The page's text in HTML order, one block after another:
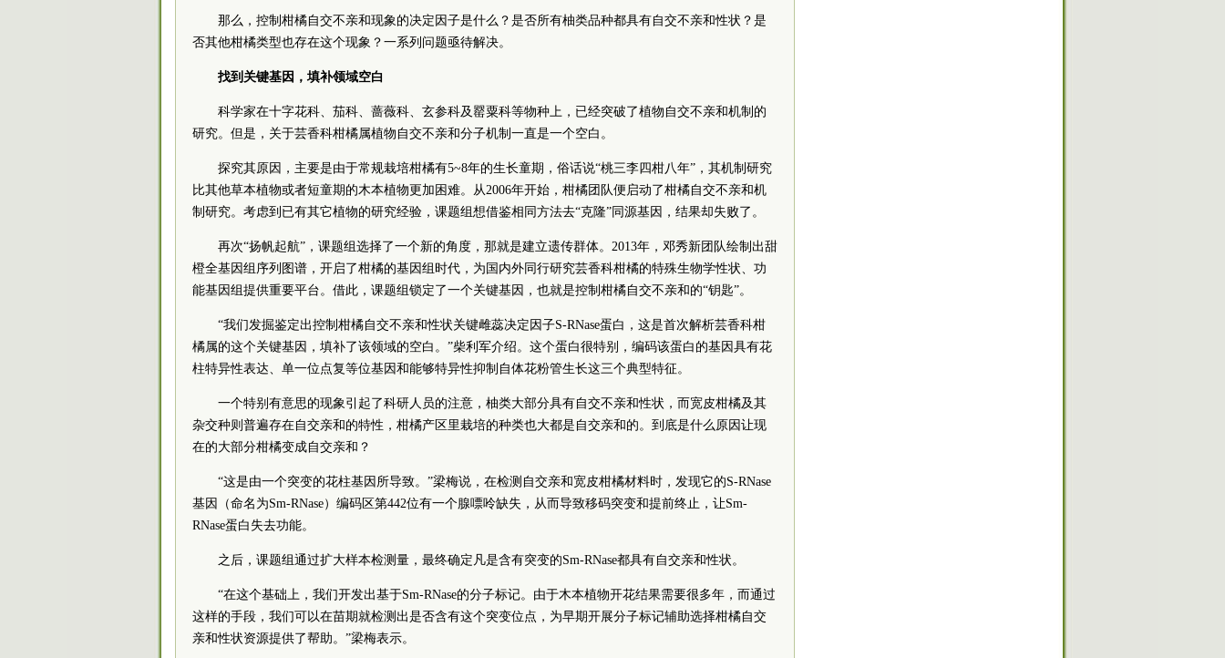
那么，控制柑橘自交不亲和现象的决定因子是什么？是否所有柚类品种都具有自交不亲和性状？是
否其他柑橘类型也存在这个现象？一系列问题亟待解决。
找到关键基因，填补领域空白
科学家在十字花科、茄科、蔷薇科、玄参科及罂粟科等物种上，已经突破了植物自交不亲和机制的
研究。但是，关于芸香科柑橘属植物自交不亲和分子机制一直是一个空白。
探究其原因，主要是由于常规栽培柑橘有5~8年的生长童期，俗话说“桃三李四柑八年”，其机制研究
比其他草本植物或者短童期的木本植物更加困难。从2006年开始，柑橘团队便启动了柑橘自交不亲和机
制研究。考虑到已有其它植物的研究经验，课题组想借鉴相同方法去“克隆”同源基因，结果却失败了。
再次“扬帆起航”，课题组选择了一个新的角度，那就是建立遗传群体。2013年，邓秀新团队绘制出甜
橙全基因组序列图谱，开启了柑橘的基因组时代，为国内外同行研究芸香科柑橘的特殊生物学性状、功
能基因组提供重要平台。借此，课题组锁定了一个关键基因，也就是控制柑橘自交不亲和的“钥匙”。
“我们发掘鉴定出控制柑橘自交不亲和性状关键雌蕊决定因子S-RNase蛋白，这是首次解析芸香科柑
橘属的这个关键基因，填补了该领域的空白。”柴利军介绍。这个蛋白很特别，编码该蛋白的基因具有花
柱特异性表达、单一位点复等位基因和能够特异性抑制自体花粉管生长这三个典型特征。
一个特别有意思的现象引起了科研人员的注意，柚类大部分具有自交不亲和性状，而宽皮柑橘及其
杂交种则普遍存在自交亲和的特性，柑橘产区里栽培的种类也大都是自交亲和的。到底是什么原因让现
在的大部分柑橘变成自交亲和？
“这是由一个突变的花柱基因所导致。”梁梅说，在检测自交亲和宽皮柑橘材料时，发现它的S-RNase
基因（命名为Sm-RNase）编码区第442位有一个腺嘌呤缺失，从而导致移码突变和提前终止，让Sm-
RNase蛋白失去功能。
之后，课题组通过扩大样本检测量，最终确定凡是含有突变的Sm-RNase都具有自交亲和性状。
“在这个基础上，我们开发出基于Sm-RNase的分子标记。由于木本植物开花结果需要很多年，而通过
这样的手段，我们可以在苗期就检测出是否含有这个突变位点，为早期开展分子标记辅助选择柑橘自交
亲和性状资源提供了帮助。”梁梅表示。